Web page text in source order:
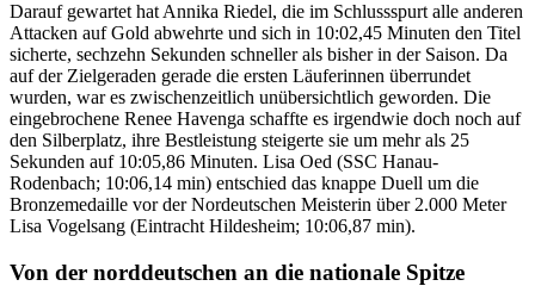
Darauf gewartet hat Annika Riedel, die im Schlussspurt alle anderen
Attacken auf Gold abwehrte und sich in 10:02,45 Minuten den Titel
sicherte, sechzehn Sekunden schneller als bisher in der Saison. Da
auf der Zielgeraden gerade die ersten Läuferinnen überrundet
wurden, war es zwischenzeitlich unübersichtlich geworden. Die
eingebrochene Renee Havenga schaffte es irgendwie doch noch auf
den Silberplatz, ihre Bestleistung steigerte sie um mehr als 25
Sekunden auf 10:05,86 Minuten. Lisa Oed (SSC Hanau-
Rodenbach; 10:06,14 min) entschied das knappe Duell um die
Bronzemedaille vor der Nordeutschen Meisterin über 2.000 Meter
Lisa Vogelsang (Eintracht Hildesheim; 10:06,87 min).
Von der norddeutschen an die nationale Spitze